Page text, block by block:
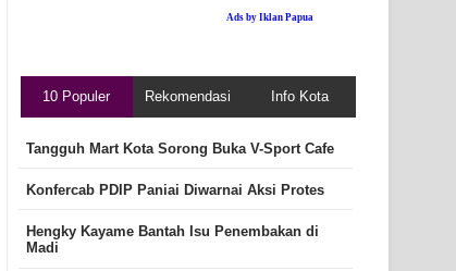
Ads by Iklan Papua
10 Populer Rekomendasi Info Kota
Tangguh Mart Kota Sorong Buka V-Sport Cafe
Konfercab PDIP Paniai Diwarnai Aksi Protes
Hengky Kayame Bantah Isu Penembakan di
Madi